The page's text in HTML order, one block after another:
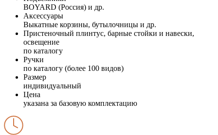
BOYARD (Россия) и др.
Аксессуары
Выкатные корзины, бутылочницы и др.
Пристеночный плинтус, барные стойки и навески,
освещение
по каталогу
Ручки
по каталогу (более 100 видов)
Размер
индивидуальный
Цена
указана за базовую комплектацию